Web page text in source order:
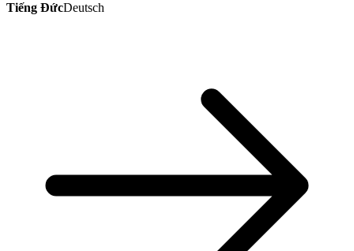
Tiếng ĐứcDeutsch